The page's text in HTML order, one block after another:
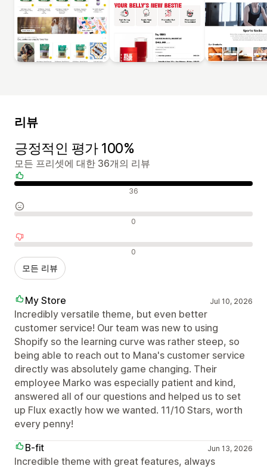
리뷰
긍정적인 평가 100%
모든 프리셋에 대한 36개의 리뷰
긍정적인 리뷰 36
중립적인 리뷰 0
부정적인 리뷰 0
모든 리뷰
My Store Jul 10, 2026
Incredibly versatile theme, but even better
customer service! Our team was new to using
Shopify so the learning curve was rather steep, so
being able to reach out to Mana's customer service
directly was absolutely game changing. Their
employee Marko was especially patient and kind,
answered all of our questions and helped us to set
up Flux exactly how we wanted. 11/10 Stars, worth
every penny!
B-fit
Jun 13, 2026
Incredible theme with great features, always